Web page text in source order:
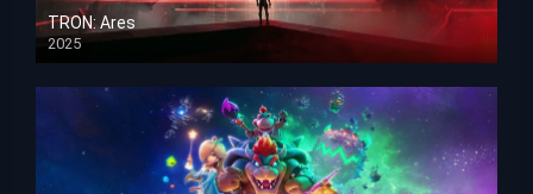
TRON: Ares
2025
HD 1080p